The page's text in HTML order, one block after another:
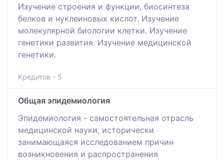
Изучение строения и функции, биосинтеза
белков и нуклеиновых кислот. Изучение
молекулярной биологии клетки. Изучение
генетики развития. Изучение медицинской
генетики.
Кредитов - 5
Общая эпидемиология
Эпидемиология - самостоятельная отрасль
медицинской науки, исторически
занимающаяся исследованием причин
возникновения и распространения